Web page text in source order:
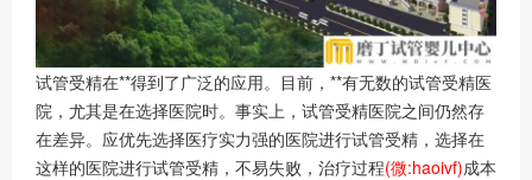
试管受精在**得到了广泛的应用。目前，**有无数的试管受精医
院，尤其是在选择医院时。事实上，试管受精医院之间仍然存
在差异。应优先选择医疗实力强的医院进行试管受精，选择在
这样的医院进行试管受精，不易失败，治疗过程(微:haoivf)成本